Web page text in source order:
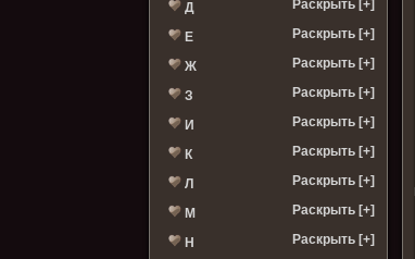
Д Раскрыть [+]
Е Раскрыть [+]
Ж Раскрыть [+]
З Раскрыть [+]
И Раскрыть [+]
К Раскрыть [+]
Л Раскрыть [+]
М Раскрыть [+]
Н Раскрыть [+]